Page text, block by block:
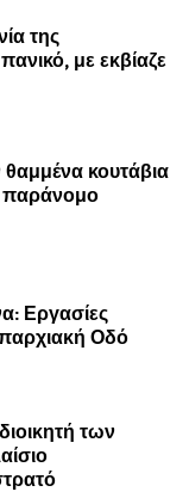
της
με εκβίαζε
κουτάβια
παράνομο
Εργασίες
Οδό
των